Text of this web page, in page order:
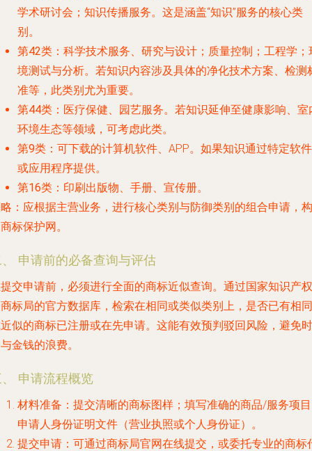
学术研讨会；知识传播服务。这是涵盖“知识”服务的核心类
别。
第42类 ：科学技术服务、研究与设计；质量控制；工程学；
境测试与分析。若知识内容涉及具体的净化技术方案、检测
准等，此类别尤为重要。
第44类 ：医疗保健、园艺服务。若知识延伸至健康影响、室
环境生态等领域，可考虑此类。
第9类 ：可下载的计算机软件、APP。如果知识通过特定软件
或应用程序提供。
第16类 ：印刷出版物、手册、宣传册。
：应根据主营业务，进行核心类别与防御类别的组合申请，构
标保护网。
申请前的必备查询与评估
交申请前，必须进行全面的商标近似查询。通过国家知识产权
标局的官方数据库，检索在相同或类似类别上，是否已有相同
似的商标已注册或在先申请。这能有效预判驳回风险，避免时
金钱的浪费。
申请流程概览
材料准备 ：提交清晰的商标图样；填写准确的商品/服务项
申请人身份证明文件（营业执照或个人身份证）。
提交申请 ：可通过商标局官网在线提交，或委托专业的商标